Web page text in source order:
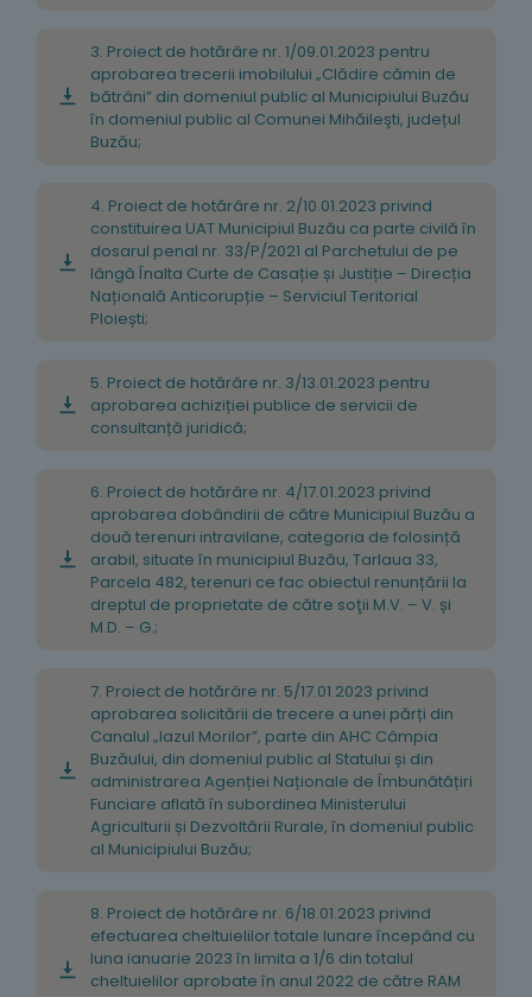
3. Proiect de hotărâre nr. 1/09.01.2023 pentru
aprobarea trecerii imobilului „Clădire cămin de
bătrâni” din domeniul public al Municipiului Buzău
în domeniul public al Comunei Mihăileşti, județul
Buzău;
4. Proiect de hotărâre nr. 2/10.01.2023 privind
constituirea UAT Municipiul Buzău ca parte civilă în
dosarul penal nr. 33/P/2021 al Parchetului de pe
lângă Înalta Curte de Casație și Justiție – Direcția
Națională Anticorupție – Serviciul Teritorial
Ploiești;
5. Proiect de hotărâre nr. 3/13.01.2023 pentru
aprobarea achiziției publice de servicii de
consultanță juridică;
6. Proiect de hotărâre nr. 4/17.01.2023 privind
aprobarea dobândirii de către Municipiul Buzău a
două terenuri intravilane, categoria de folosință
arabil, situate în municipiul Buzău, Tarlaua 33,
Parcela 482, terenuri ce fac obiectul renunțării la
dreptul de proprietate de către soţii M.V. – V. și
M.D. – G.;
7. Proiect de hotărâre nr. 5/17.01.2023 privind
aprobarea solicitării de trecere a unei părți din
Canalul „Iazul Morilor”, parte din AHC Câmpia
Buzăului, din domeniul public al Statului și din
administrarea Agenției Naționale de Îmbunătățiri
Funciare aflată în subordinea Ministerului
Agriculturii și Dezvoltării Rurale, în domeniul public
al Municipiului Buzău;
8. Proiect de hotărâre nr. 6/18.01.2023 privind
efectuarea cheltuielilor totale lunare începând cu
luna ianuarie 2023 în limita a 1/6 din totalul
cheltuielilor aprobate în anul 2022 de către RAM